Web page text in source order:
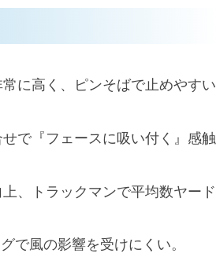
に高く、ピンそばで止めやすい
で『フェースに吸い付く』感触
、トラックマンで平均数ヤード
で風の影響を受けにくい。